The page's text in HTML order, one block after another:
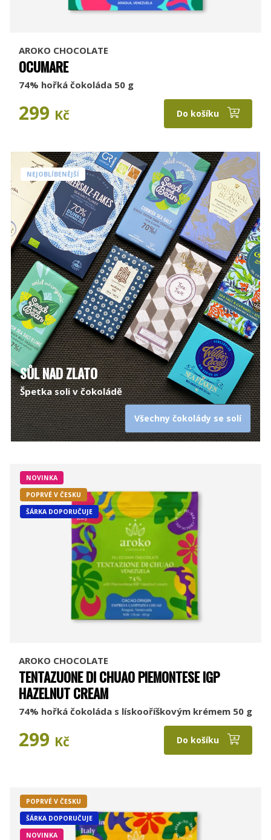
AROKO CHOCOLATE
OCUMARE
74% hořká čokoláda 50 g
299 Kč Do košíku
NEJOBLÍBENĚJŠÍ
SŮL NAD ZLATO
Špetka soli v čokoládě
Všechny čokolády se solí
NOVINKA
POPRVÉ V ČESKU
ŠÁRKA DOPORUČUJE
AROKO CHOCOLATE
TENTAZUONE DI CHUAO PIEMONTESE IGP
HAZELNUT CREAM
74% hořká čokoláda s lískooříškovým krémem 50 g
299 Kč Do košíku
POPRVÉ V ČESKU
ŠÁRKA DOPORUČUJE
NOVINKA